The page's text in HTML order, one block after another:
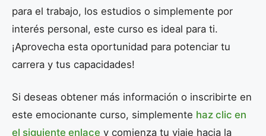
para el trabajo, los estudios o simplemente por
interés personal, este curso es ideal para ti.
¡Aprovecha esta oportunidad para potenciar tu
carrera y tus capacidades!
Si deseas obtener más información o inscribirte en
este emocionante curso, simplemente haz clic en
el siguiente enlace y comienza tu viaje hacia la